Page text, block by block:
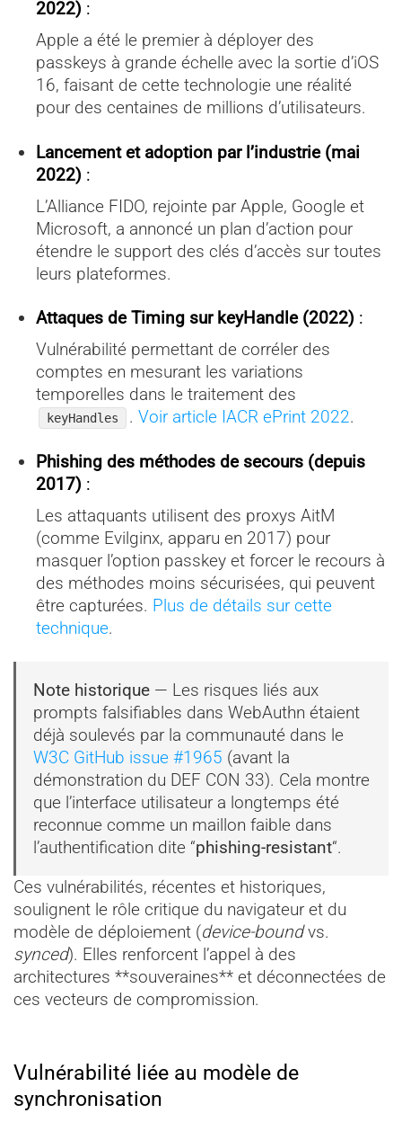
2022) :
Apple a été le premier à déployer des
passkeys à grande échelle avec la sortie d’iOS
16, faisant de cette technologie une réalité
pour des centaines de millions d’utilisateurs.
Lancement et adoption par l’industrie (mai
2022) :
L’Alliance FIDO, rejointe par Apple, Google et
Microsoft, a annoncé un plan d’action pour
étendre le support des clés d’accès sur toutes
leurs plateformes.
Attaques de Timing sur keyHandle (2022) :
Vulnérabilité permettant de corréler des
comptes en mesurant les variations
temporelles dans le traitement des
keyHandles .Voir article IACR ePrint 2022.
Phishing des méthodes de secours (depuis
2017) :
Les attaquants utilisent des proxys AitM
(comme Evilginx, apparu en 2017) pour
masquer l’option passkey et forcer le recours à
des méthodes moins sécurisées, qui peuvent
être capturées. Plus de détails sur cette
technique.
Note historique — Les risques liés aux
prompts falsifiables dans WebAuthn étaient
déjà soulevés par la communauté dans le
W3C GitHub issue #1965 (avant la
démonstration du DEF CON 33). Cela montre
que l’interface utilisateur a longtemps été
reconnue comme un maillon faible dans
l’authentification dite “phishing-resistant“.
Ces vulnérabilités, récentes et historiques,
soulignent le rôle critique du navigateur et du
modèle de déploiement (device-boundvs.
synced). Elles renforcent l’appel à des
architectures **souveraines** et déconnectées de
ces vecteurs de compromission.
Vulnérabilité liée au modèle de
synchronisation